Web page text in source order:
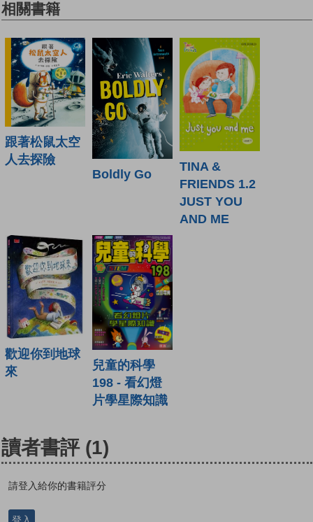
相關書籍
跟著松鼠太空
人去探險
Boldly Go
TINA &
FRIENDS 1.2
JUST YOU
AND ME
歡迎你到地球
來
兒童的科學
198 - 看幻燈
片學星際知識
讀者書評 (1)
請登入給你的書籍評分